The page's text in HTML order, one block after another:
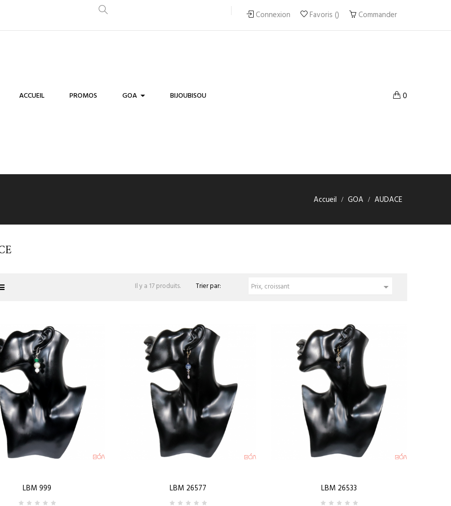
Connexion Favoris Commander
ACCUEIL PROMOS GOA BIJOUBISOU 0
Accueil GOA AUDACE
Il y a 17 produits. Trier par: Prix, croissant 
LBM 999 LBM 26577 LBM 26533